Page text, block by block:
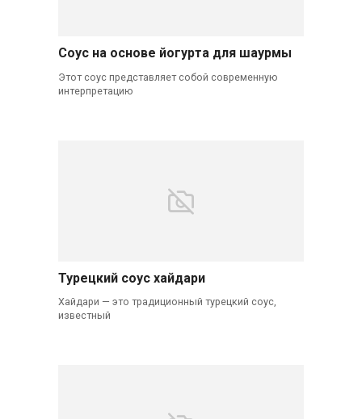
Соус на основе йогурта для шаурмы
Этот соус представляет собой современную
интерпретацию
Турецкий соус хайдари
Хайдари — это традиционный турецкий соус,
известный